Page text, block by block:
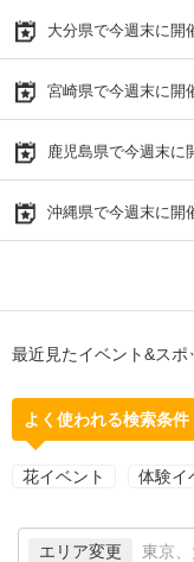
大分県で今週末に開
宮崎県で今週末に開
鹿児島県で今週末に
沖縄県で今週末に開
最近見たイベント&スポ
よく使われる検索条件
花イベント 体験イ
エリア変更 東京